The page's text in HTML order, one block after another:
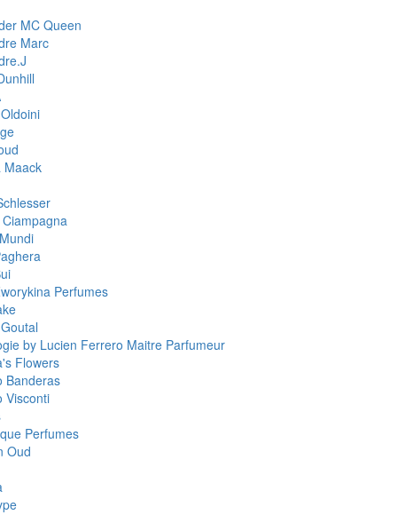
MC Queen
Marc
Maack
Perfumes
by Lucien Ferrero Maitre Parfumeur
Flowers
Banderas
Visconti
Perfumes
Oud